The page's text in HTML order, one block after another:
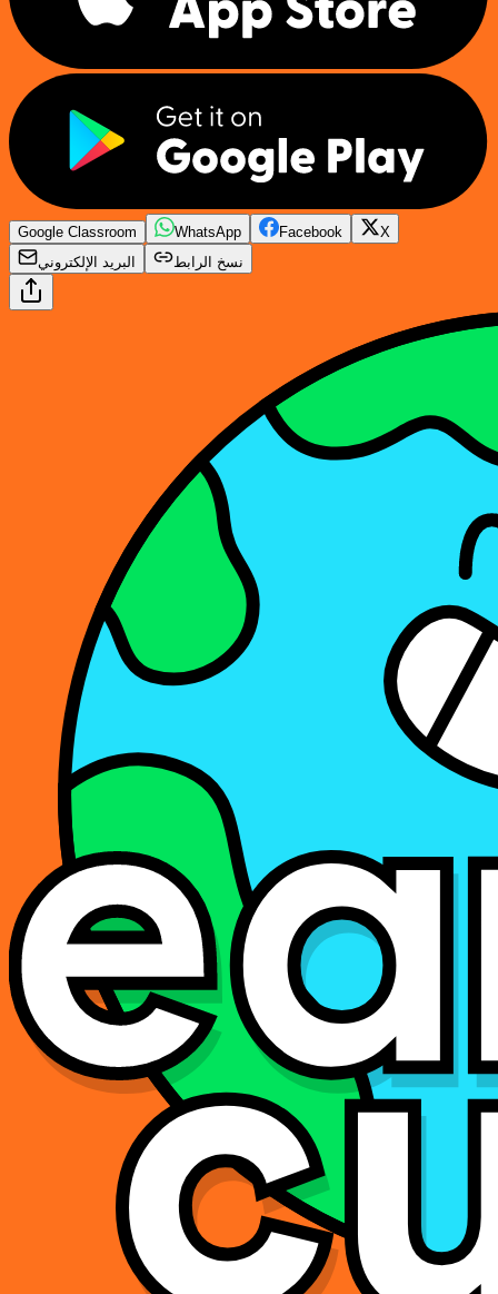
Google Classroom WhatsApp Facebook
X
البريد الإلكتروني
نسخ الرابط